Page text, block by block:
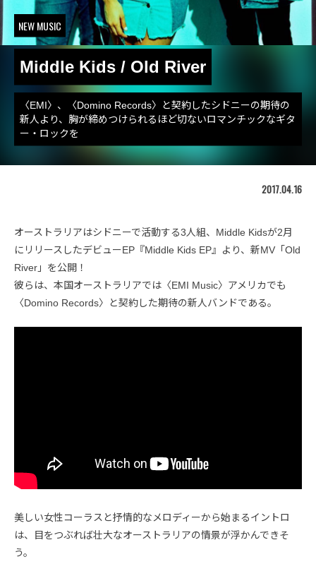
NEW MUSIC
Middle Kids / Old River
〈EMI〉、〈Domino Records〉と契約したシドニーの期待の
新人より、胸が締めつけられるほど切ないロマンチックなギタ
ー・ロックを
2017.04.16
オーストラリアはシドニーで活動する3人組、Middle Kidsが2月
にリリースしたデビューEP『Middle Kids EP』より、新MV「Old
River」を公開！
彼らは、本国オーストラリアでは〈EMI Music〉アメリカでも
〈Domino Records〉と契約した期待の新人バンドである。
美しい女性コーラスと抒情的なメロディーから始まるイントロ
は、目をつぶれば壮大なオーストラリアの情景が浮かんできそ
う。